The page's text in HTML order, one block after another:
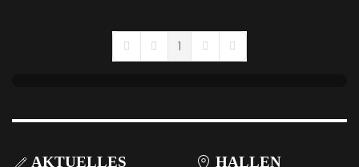
First PagePrevious Page
1 Next PageLast Page
AKTUELLES HALLEN